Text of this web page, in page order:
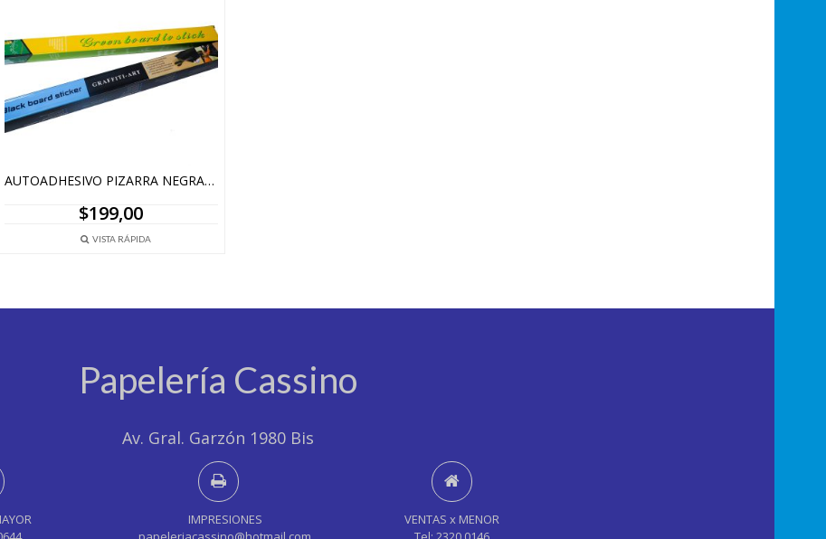
AUTOADHESIVO PIZARRA NEGRA O BLANCA 45CMX2MT
$199,00
VISTA RÁPIDA
Papelería Cassino
Av. Gral. Garzón 1980 Bis
IMPRESIONES
VENTAS x MENOR